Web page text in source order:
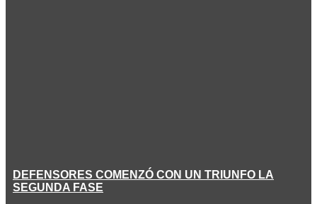
DEFENSORES COMENZÓ CON UN TRIUNFO LA
SEGUNDA FASE